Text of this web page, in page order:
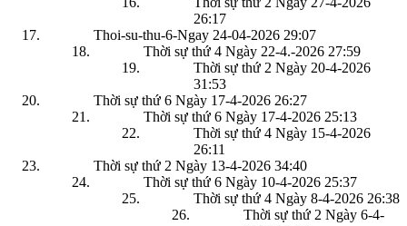
26:17
Thoi-su-thu-6-Ngay 24-04-2026 29:07
Thời sự thứ 4 Ngày 22-4.-2026 27:59
Thời sự thứ 2 Ngày 20-4-2026
31:53
Thời sự thứ 6 Ngày 17-4-2026 26:27
Thời sự thứ 6 Ngày 17-4-2026 25:13
Thời sự thứ 4 Ngày 15-4-2026
26:11
Thời sự thứ 2 Ngày 13-4-2026 34:40
Thời sự thứ 6 Ngày 10-4-2026 25:37
Thời sự thứ 4 Ngày 8-4-2026 26:38
Thời sự thứ 2 Ngày 6-4-